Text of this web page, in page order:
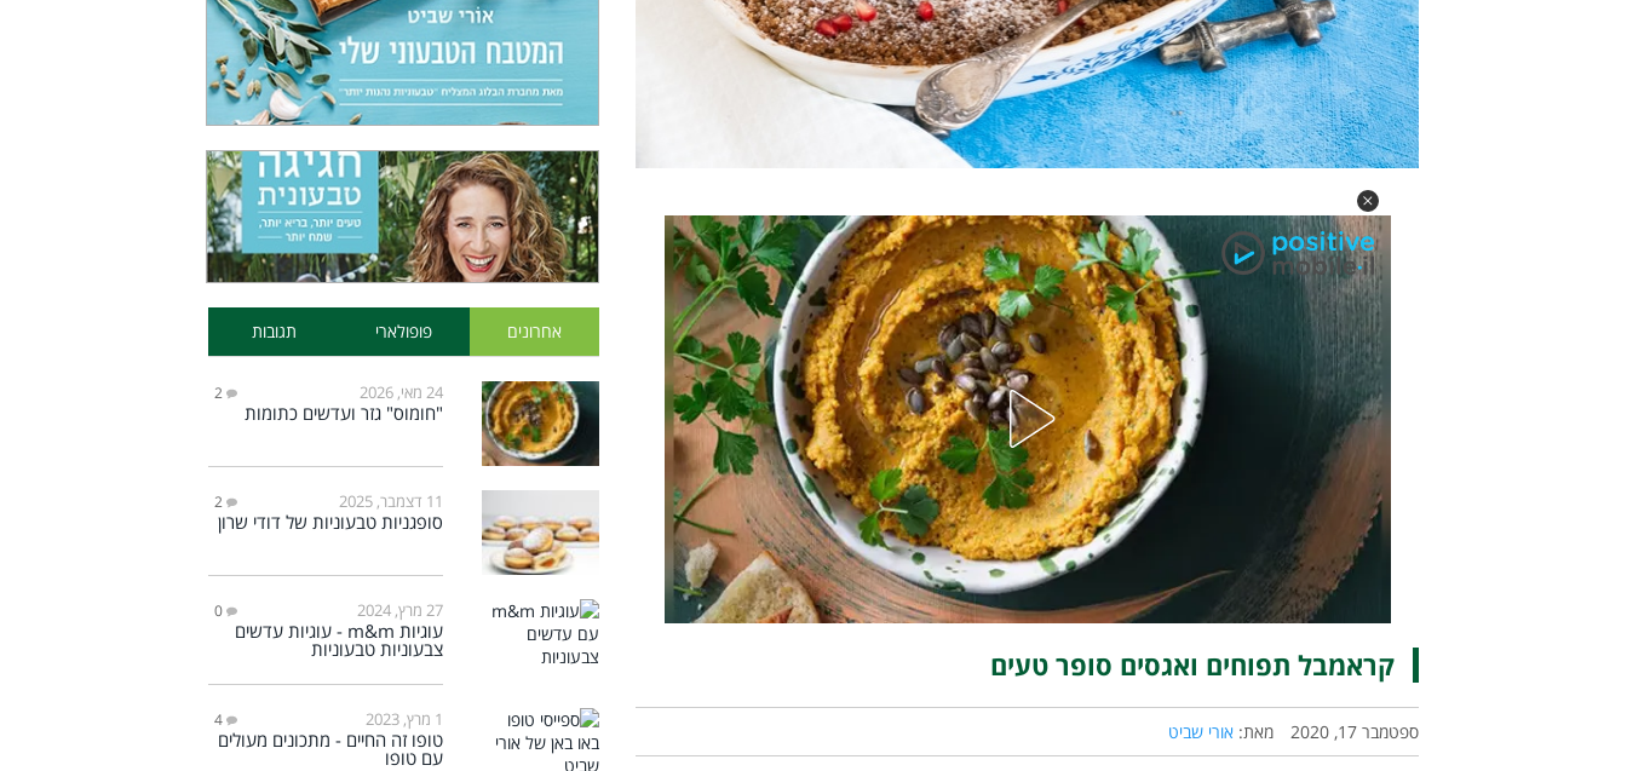
קראמבל תפוחים ואגסים סופר טעים
ספטמבר 17, 2020 מאת: אורי שביט
אחרונים פופולארי תגובות
24 מאי, 2026 2
"חומוס" גזר ועדשים כתומות
11 דצמבר, 2025 2
סופגניות טבעוניות של דודי שרון
27 מרץ, 2024 0
עוגיות m&m - עוגיות עדשים
צבעוניות טבעוניות
1 מרץ, 2023 4
טופו זה החיים - מתכונים מעולים
עם טופו